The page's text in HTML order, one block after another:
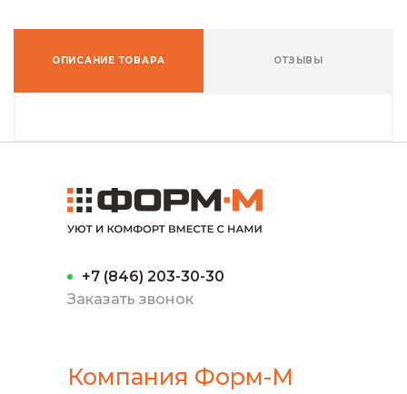
ОПИСАНИЕ ТОВАРА ОТЗЫВЫ
+7 (846) 203-30-30
Заказать звонок
Компания Форм-М